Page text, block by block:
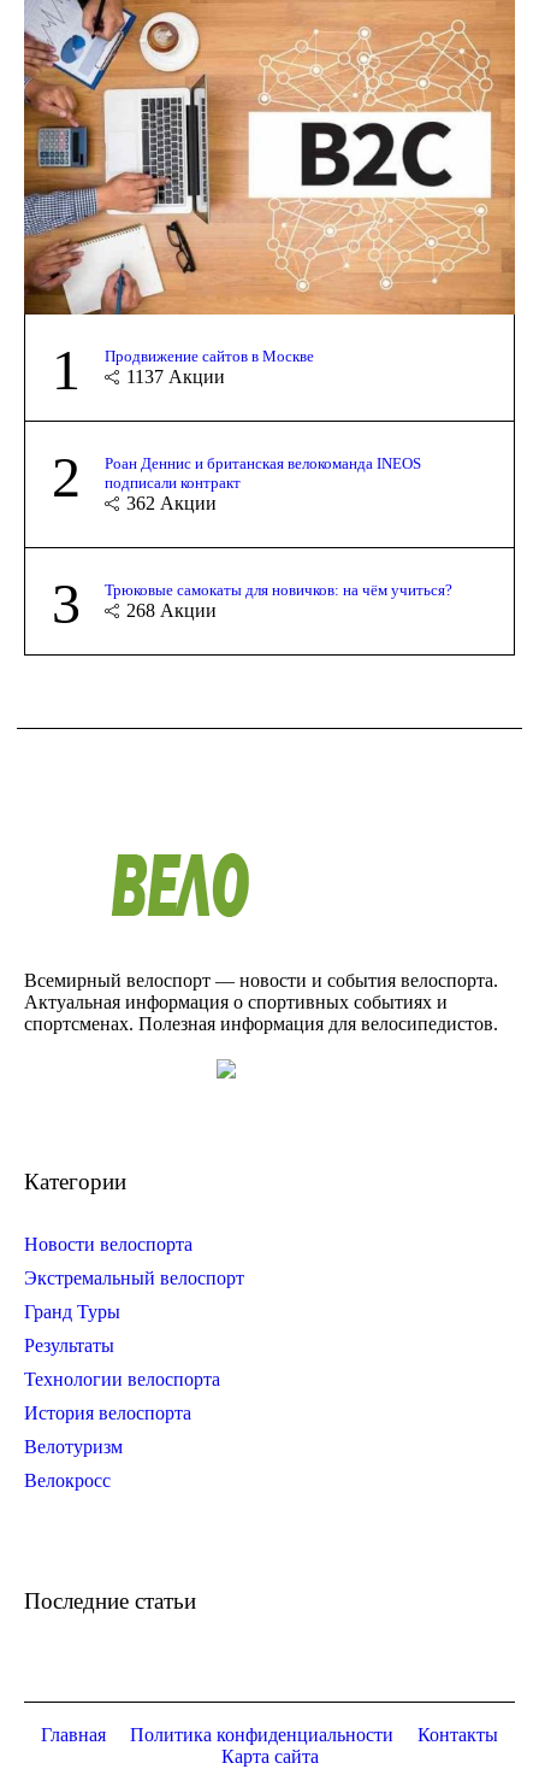
1 Продвижение сайтов в Москве
1137 Акции
2
Роан Деннис и британская велокоманда INEOS
подписали контракт
362 Акции
3 Трюковые самокаты для новичков: на чём учиться?
268 Акции
Всемирный велоспорт — новости и события велоспорта.
Актуальная информация о спортивных событиях и
спортсменах. Полезная информация для велосипедистов.
Категории
Новости велоспорта
Экстремальный велоспорт
Гранд Туры
Результаты
Технологии велоспорта
История велоспорта
Велотуризм
Велокросс
Последние статьи
Главная Политика конфиденциальности
Контакты
Карта сайта